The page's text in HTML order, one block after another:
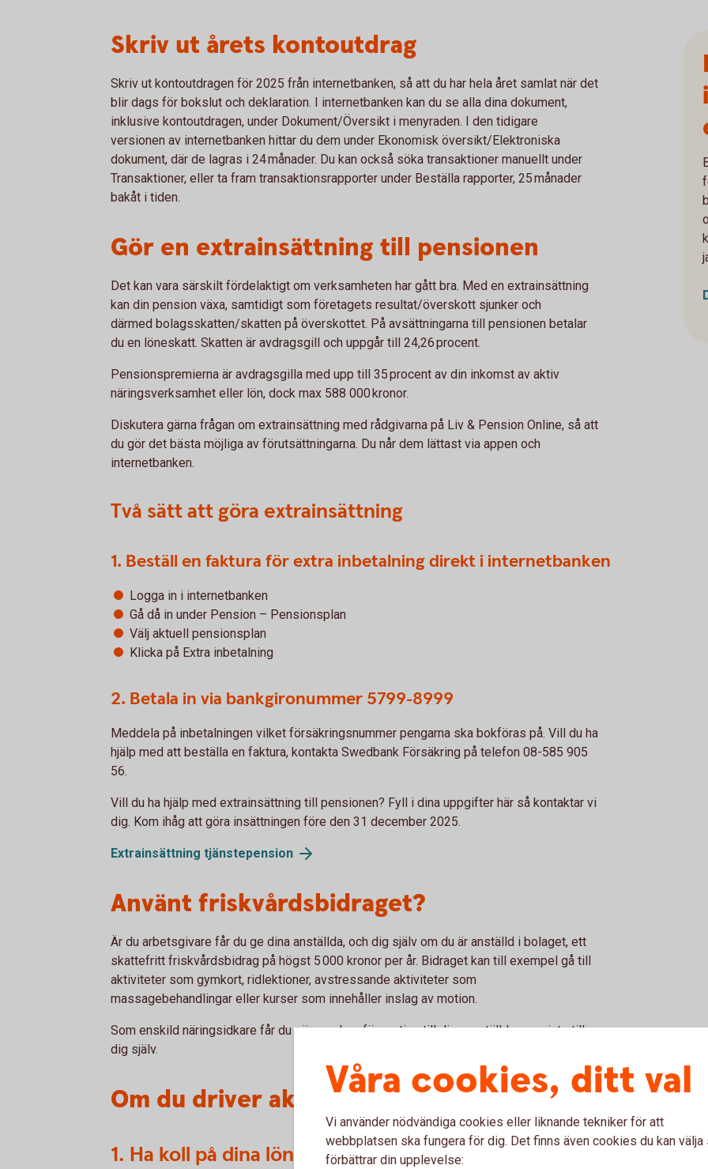
Skriv ut årets kontoutdrag
Skriv ut kontoutdragen för 2025 från internetbanken, så att du har hela året samlat när det
blir dags för bokslut och deklaration. I internetbanken kan du se alla dina dokument,
inklusive kontoutdragen, under Dokument/Översikt i menyraden. I den tidigare
versionen av internetbanken hittar du dem under Ekonomisk översikt/Elektroniska
dokument, där de lagras i 24 månader. Du kan också söka transaktioner manuellt under
Transaktioner, eller ta fram transaktionsrapporter under Beställa rapporter, 25 månader
bakåt i tiden.
Gör en extrainsättning till pensionen
Det kan vara särskilt fördelaktigt om verksamheten har gått bra. Med en extrainsättning
kan din pension växa, samtidigt som företagets resultat/överskott sjunker och
därmed bolagsskatten/skatten på överskottet. På avsättningarna till pensionen betalar
du en löneskatt. Skatten är avdragsgill och uppgår till 24,26 procent.
Pensionspremierna är avdragsgilla med upp till 35 procent av din inkomst av aktiv
näringsverksamhet eller lön, dock max 588 000 kronor.
Diskutera gärna frågan om extrainsättning med rådgivarna på Liv & Pension Online, så att
du gör det bästa möjliga av förutsättningarna. Du når dem lättast via appen och
internetbanken.
Två sätt att göra extrainsättning
1. Beställ en faktura för extra inbetalning direkt i internetbanken
Logga in i internetbanken
Gå då in under Pension – Pensionsplan
Välj aktuell pensionsplan
Klicka på Extra inbetalning
2. Betala in via bankgironummer 5799-8999
Meddela på inbetalningen vilket försäkringsnummer pengarna ska bokföras på. Vill du ha
hjälp med att beställa en faktura, kontakta Swedbank Försäkring på telefon 08-585 905
56.
Vill du ha hjälp med extrainsättning till pensionen? Fyll i dina uppgifter här så kontaktar vi
dig. Kom ihåg att göra insättningen före den 31 december 2025.
Extrainsättning tjänstepension
Använt friskvårdsbidraget?
Är du arbetsgivare får du ge dina anställda, och dig själv om du är anställd i bolaget, ett
skattefritt friskvårdsbidrag på högst 5 000 kronor per år. Bidraget kan till exempel gå till
aktiviteter som gymkort, ridlektioner, avstressande aktiviteter som
massagebehandlingar eller kurser som innehåller inslag av motion.
Som enskild näringsidkare får du göra avdrag för motion till dina anställda, men inte till
dig själv.
Om du driver aktiebolag
1. Ha koll på dina löneuttag
Våra cookies, ditt val
Vi använder nödvändiga cookies eller liknande tekniker för att
webbplatsen ska fungera för dig. Det finns även cookies du kan välja
förbättrar din upplevelse: